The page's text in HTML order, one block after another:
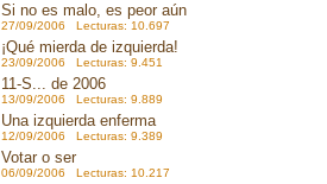
Si no es malo, es peor aún
27/09/2006 Lecturas: 10.697
¡Qué mierda de izquierda!
23/09/2006 Lecturas: 9.451
11-S... de 2006
13/09/2006 Lecturas: 9.889
Una izquierda enferma
12/09/2006 Lecturas: 9.389
Votar o ser
06/09/2006 Lecturas: 10.217